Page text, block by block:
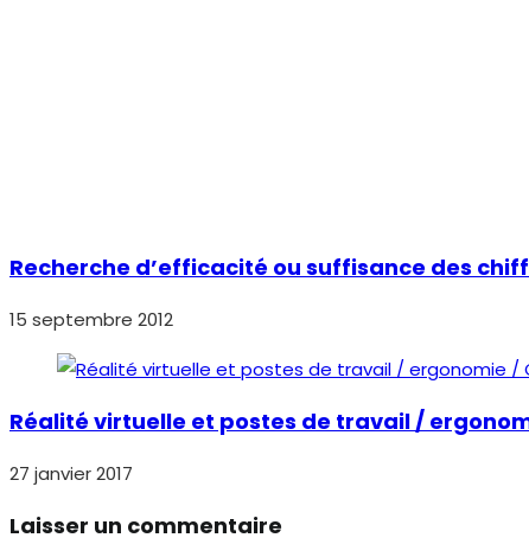
Recherche d’efficacité ou suffisance des
15 septembre 2012
Réalité virtuelle et postes de travail /
27 janvier 2017
Laisser un commentaire